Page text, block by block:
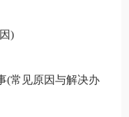
)
(常见原因与解决办